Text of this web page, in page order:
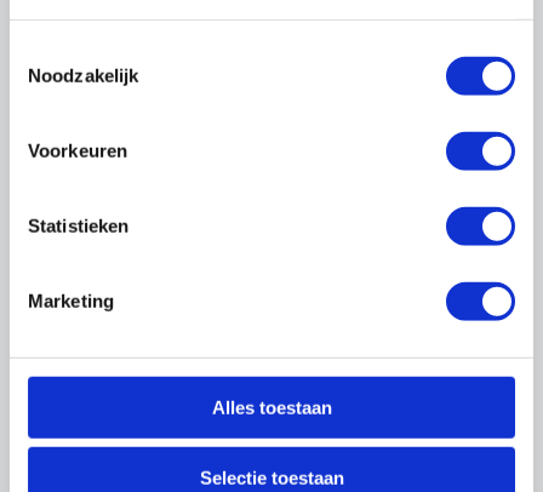
Noodzakelijk
Voorkeuren
Statistieken
Marketing
Alles toestaan
Selectie toestaan
Wilbert Teunissen
Expertise Centrum
06 - 539 78 094